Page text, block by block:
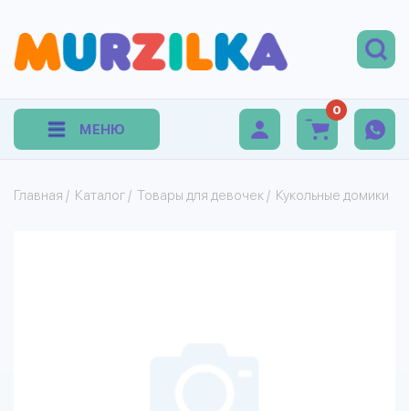
МЕНЮ
0
Главная / Каталог / Товары для девочек / Кукольные домики